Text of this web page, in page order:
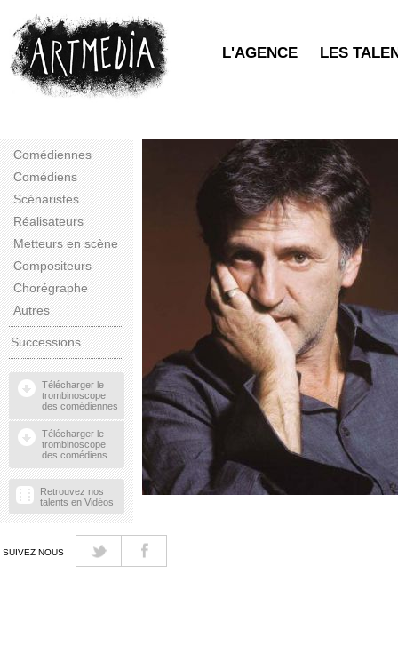
L'AGENCE LES
Comédiennes
Comédiens
Scénaristes
Réalisateurs
Metteurs en scène
Compositeurs
Chorégraphe
Autres
Successions
Télécharger le
trombinoscope
des comédiennes
Télécharger le
trombinoscope
des comédiens
Retrouvez nos
talents en Vidéos
SUIVEZ NOUS